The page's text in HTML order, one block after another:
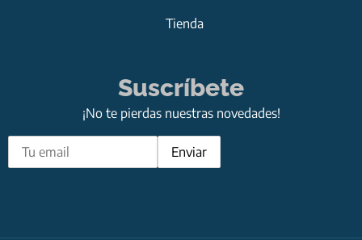
Tienda
Suscríbete
¡No te pierdas nuestras novedades!